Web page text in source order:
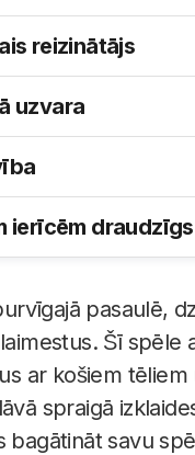
reizinātājs
uzvara
ierīcēm draudzīgs
pasaulē,
Šī spēle
ar košiem
spraigā
savu